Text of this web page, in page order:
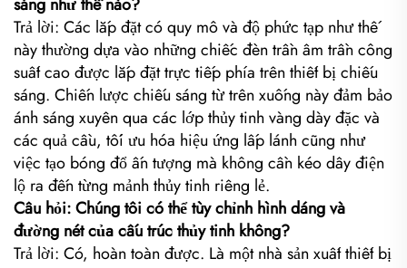
sáng như thế nào?
Trả lời: Các lắp đặt có quy mô và độ phức tạp như thế
này thường dựa vào những chiếc đèn trần âm trần công
suất cao được lắp đặt trực tiếp phía trên thiết bị chiếu
sáng. Chiến lược chiếu sáng từ trên xuống này đảm bảo
ánh sáng xuyên qua các lớp thủy tinh vàng dày đặc và
các quả cầu, tối ưu hóa hiệu ứng lấp lánh cũng như
việc tạo bóng đổ ấn tượng mà không cần kéo dây điện
lộ ra đến từng mảnh thủy tinh riêng lẻ.
Câu hỏi: Chúng tôi có thể tùy chỉnh hình dáng và
đường nét của cấu trúc thủy tinh không?
Trả lời: Có, hoàn toàn được. Là một nhà sản xuất thiết bị